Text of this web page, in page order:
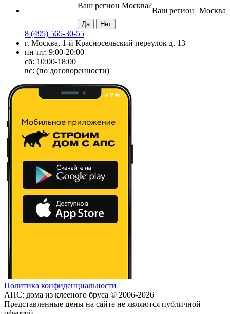
Москва
Ваш регион
Ваш регион Москва?
8 (495) 565-30-55
г. Москва, 1-й Красносельский переулок д. 13
пн-пт: 9:00-20:00
сб: 10:00-18:00
вс: (по договоренности)
Политика конфиденциальности
АПС: дома из клееного бруса © 2006-2026
Представленные цены на сайте не являются публичной